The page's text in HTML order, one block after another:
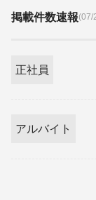
掲載件数速報(07/
正社員
アルバイト